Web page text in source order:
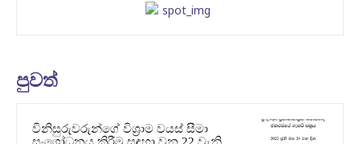
පුවත්
විනිසුරුවරුන්ගේ විශ්‍රාම වයස් සීමා
සංශෝධනය කිරීම සඳහා වන 22 වැනි